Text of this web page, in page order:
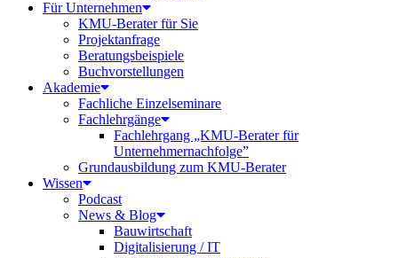
Für Unternehmen
KMU-Berater für Sie
Projektanfrage
Beratungsbeispiele
Buchvorstellungen
Akademie
Fachliche Einzelseminare
Fachlehrgänge
Fachlehrgang „KMU-Berater für
Unternehmernachfolge”
Grundausbildung zum KMU-Berater
Wissen
Podcast
News & Blog
Bauwirtschaft
Digitalisierung / IT